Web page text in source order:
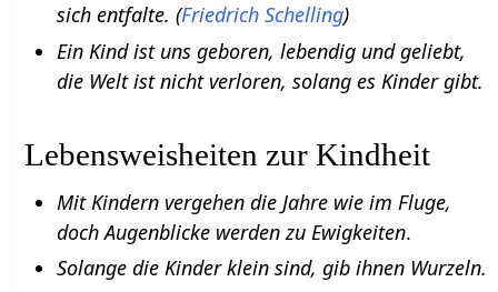
sich entfalte. (Friedrich Schelling)
Ein Kind ist uns geboren, lebendig und geliebt,
die Welt ist nicht verloren, solang es Kinder gibt.
Lebensweisheiten zur Kindheit
Mit Kindern vergehen die Jahre wie im Fluge,
doch Augenblicke werden zu Ewigkeiten.
Solange die Kinder klein sind, gib ihnen Wurzeln.